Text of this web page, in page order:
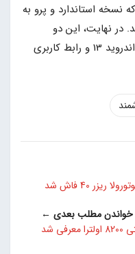
نسخه استاندارد و پرو به
می‌کند. در نهایت، این دو
دستگاه با سیستم عامل پیش فرض اندروید 13 و رابط کاربری
40 فاش شد
خواندن مطلب بعدی ←